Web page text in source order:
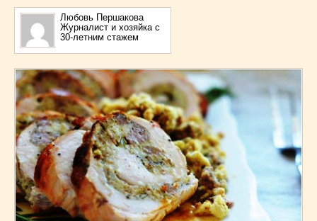
Кексы(43)
Китайская кухня(15)
Лучшие
(9)
Мексиканская кухня
(9)
Мясные блюда(119)
Напитки(4)
Немецкая кухня(10)
Необычные(49)
Низкокалорийные(33)
Новогодние(57)
Новости(54)
Любовь Першакова
Журналист и хозяйка с
30-летним стажем